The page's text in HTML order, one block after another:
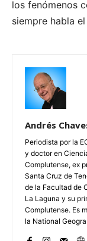
los fenómenos
siempre habla el
Andrés
Periodista por la
y doctor en
Complutense, ex
Santa Cruz de
de la Facultad de
La Laguna y su
Complutense. Es
la National